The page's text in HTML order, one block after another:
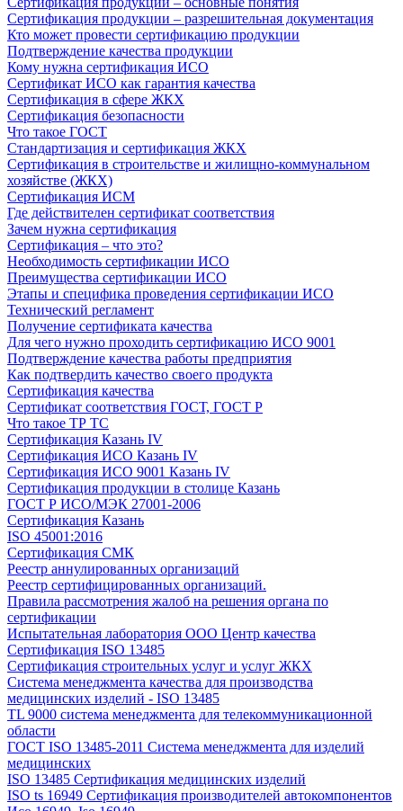
Сертификация продукции – разрешительная документация
Кто может провести сертификацию продукции
Подтверждение качества продукции
Кому нужна сертификация ИСО
Сертификат ИСО как гарантия качества
Сертификация в сфере ЖКХ
Сертификация безопасности
Что такое ГОСТ
Стандартизация и сертификация ЖКХ
Сертификация в строительстве и жилищно-коммунальном
хозяйстве (ЖКХ)
Сертификация ИСМ
Где действителен сертификат соответствия
Зачем нужна сертификация
Сертификация – что это?
Необходимость сертификации ИСО
Преимущества сертификации ИСО
Этапы и специфика проведения сертификации ИСО
Технический регламент
Получение сертификата качества
Для чего нужно проходить сертификацию ИСО 9001
Подтверждение качества работы предприятия
Как подтвердить качество своего продукта
Сертификация качества
Сертификат соответствия ГОСТ, ГОСТ Р
Что такое ТР ТС
Сертификация Казань IV
Сертификация ИСО Казань IV
Сертификация ИСО 9001 Казань IV
Сертификация продукции в столице Казань
ГОСТ Р ИСО/МЭК 27001-2006
Сертификация Казань
ISO 45001:2016
Сертификация СМК
Реестр аннулированных организаций
Реестр сертифицированных организаций.
Правила рассмотрения жалоб на решения органа по
сертификации
Испытательная лаборатория ООО Центр качества
Сертификация ISO 13485
Сертификация строительных услуг и услуг ЖКХ
Система менеджмента качества для производства
медицинских изделий - ISO 13485
TL 9000 система менеджмента для телекоммуникационной
области
ГОСТ ISO 13485-2011 Система менеджмента для изделий
медицинских
ISO 13485 Сертификация медицинских изделий
ISO ts 16949 Сертификация производителей автокомпонентов